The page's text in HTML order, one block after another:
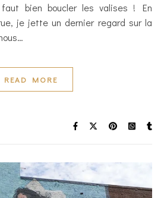
bien boucler les valises ! En
je jette un dernier regard sur la
READ MORE